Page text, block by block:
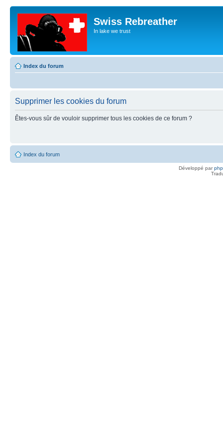
Swiss Rebreather
In lake we trust
Index du forum
Supprimer les cookies du forum
Êtes-vous sûr de vouloir supprimer tous les cookies de ce forum ?
Index du forum
Développé par